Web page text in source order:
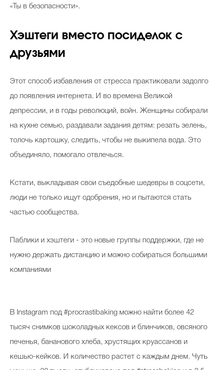
«Ты в безопасности».
Хэштеги вместо посиделок с
друзьями
Этот способ избавления от стресса практиковали задолго
до появления интернета. И во времена Великой
депрессии, и в годы революций, войн. Женщины собирали
на кухне семью, раздавали задания детям: резать зелень,
толочь картошку, следить, чтобы не выкипела вода. Это
объединяло, помогало отвлечься.
Кстати, выкладывая свои съедобные шедевры в соцсети,
люди не только ищут одобрения, но и пытаются стать
частью сообщества.
Паблики и хэштеги - это новые группы поддержки, где не
нужно держать дистанцию и можно собираться большими
компаниями
В Instagram под #procrastibaking можно найти более 42
тысяч снимков шоколадных кексов и блинчиков, овсяного
печенья, бананового хлеба, хрустящих круассанов и
кешью-кейков. И количество растет с каждым днем. Чуть